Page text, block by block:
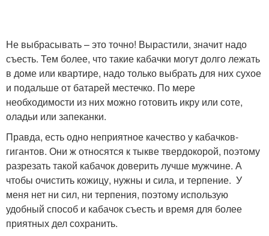
Не выбрасывать – это точно! Вырастили, значит надо
съесть. Тем более, что такие кабачки могут долго лежать
в доме или квартире, надо только выбрать для них сухое
и подальше от батарей местечко. По мере
необходимости из них можно готовить икру или соте,
оладьи или запеканки.
Правда, есть одно неприятное качество у кабачков-
гигантов. Они ж относятся к тыкве твердокорой, поэтому
разрезать такой кабачок доверить лучше мужчине. А
чтобы очистить кожицу, нужны и сила, и терпение. У
меня нет ни сил, ни терпения, поэтому использую
удобный способ и кабачок съесть и время для более
приятных дел сохранить.